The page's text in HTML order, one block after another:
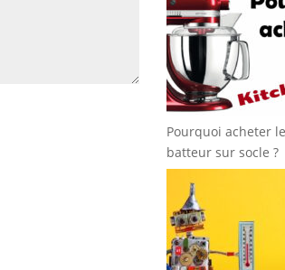
Pourquoi acheter
batteur sur socle ?